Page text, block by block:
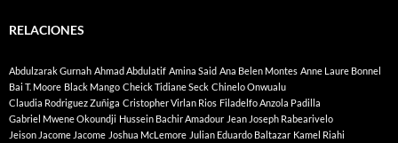
RELACIONES
Abdulzarak Gurnah Ahmad Abdulatif Amina Said Ana Belen Montes Anne Laure Bonnel
Bai T. Moore Black Mango Cheick Tidiane Seck Chinelo Onwualu
Claudia Rodriguez Zuñiga Cristopher Virlan Rios Filadelfo Anzola Padilla
Gabriel Mwene Okoundji Hussein Bachir Amadour Jean Joseph Rabearivelo
Jeison Jacome Jacome Joshua McLemore Julian Eduardo Baltazar Kamel Riahi